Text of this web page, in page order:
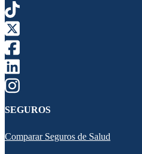
SEGUROS
Comparar Seguros de Salud